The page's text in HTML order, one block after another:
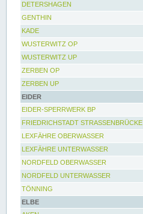
DETERSHAGEN
GENTHIN
KADE
WUSTERWITZ OP
WUSTERWITZ UP
ZERBEN OP
ZERBEN UP
EIDER
EIDER-SPERRWERK BP
FRIEDRICHSTADT STRASSENBRÜCKE
LEXFÄHRE OBERWASSER
LEXFÄHRE UNTERWASSER
NORDFELD OBERWASSER
NORDFELD UNTERWASSER
TÖNNING
ELBE